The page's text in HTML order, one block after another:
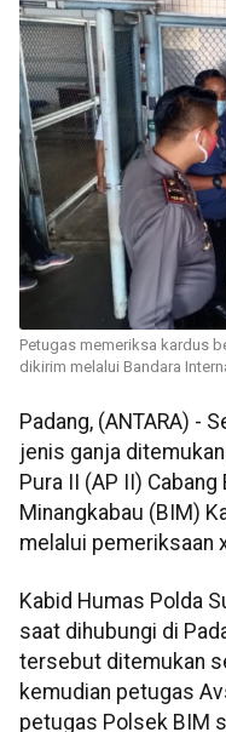
Petugas memeriksa kardus
dikirim melalui Bandara
Padang, (ANTARA) -
jenis ganja
Pura II (AP II)
Minangkabau (BIM)
melalui pemeriksaan
Kabid Humas Polda
saat dihubungi di
tersebut ditemukan
kemudian petugas
petugas Polsek BIM